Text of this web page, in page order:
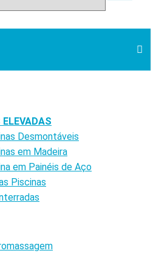
Desmontáveis
em Madeira
em Painéis de Aço
Piscinas